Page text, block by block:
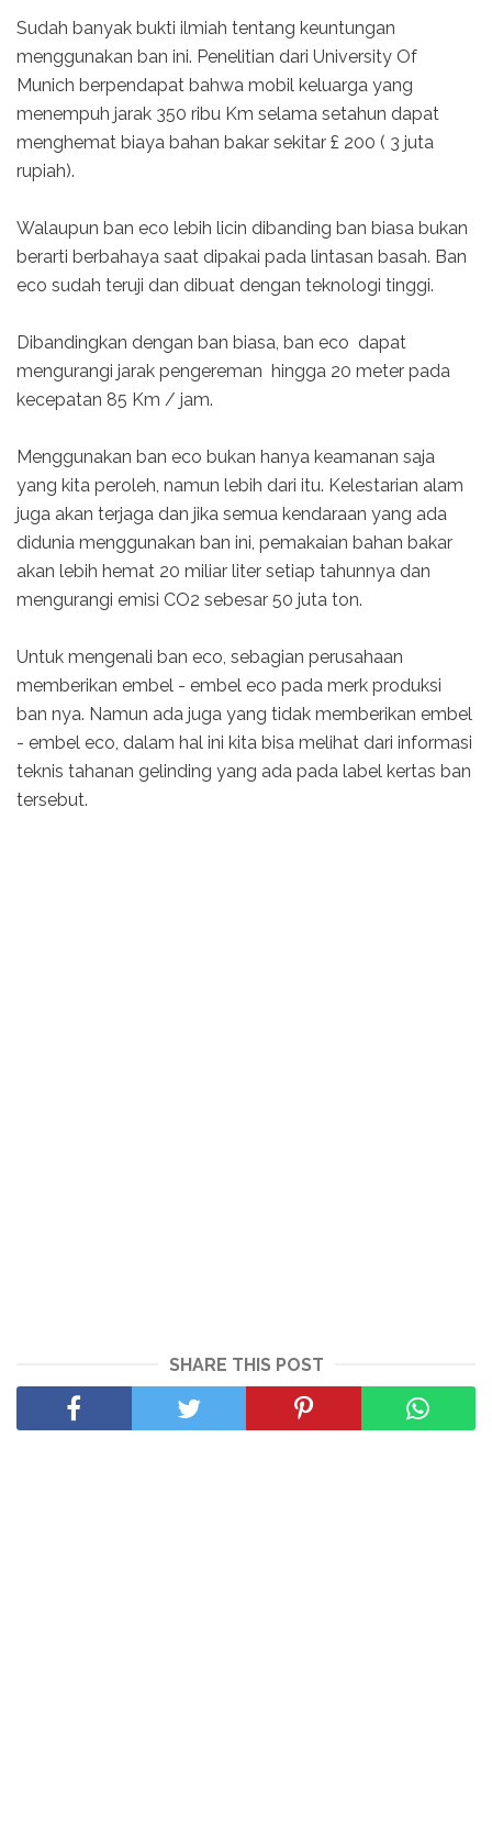
Sudah banyak bukti ilmiah tentang keuntungan
menggunakan ban ini. Penelitian dari University Of
Munich berpendapat bahwa mobil keluarga yang
menempuh jarak 350 ribu Km selama setahun dapat
menghemat biaya bahan bakar sekitar £ 200 ( 3 juta
rupiah).
Walaupun ban eco lebih licin dibanding ban biasa bukan
berarti berbahaya saat dipakai pada lintasan basah. Ban
eco sudah teruji dan dibuat dengan teknologi tinggi.
Dibandingkan dengan ban biasa, ban eco dapat
mengurangi jarak pengereman hingga 20 meter pada
kecepatan 85 Km / jam.
Menggunakan ban eco bukan hanya keamanan saja
yang kita peroleh, namun lebih dari itu. Kelestarian alam
juga akan terjaga dan jika semua kendaraan yang ada
didunia menggunakan ban ini, pemakaian bahan bakar
akan lebih hemat 20 miliar liter setiap tahunnya dan
mengurangi emisi CO2 sebesar 50 juta ton.
Untuk mengenali ban eco, sebagian perusahaan
memberikan embel - embel eco pada merk produksi
ban nya. Namun ada juga yang tidak memberikan embel
- embel eco, dalam hal ini kita bisa melihat dari informasi
teknis tahanan gelinding yang ada pada label kertas ban
tersebut.
SHARE THIS POST